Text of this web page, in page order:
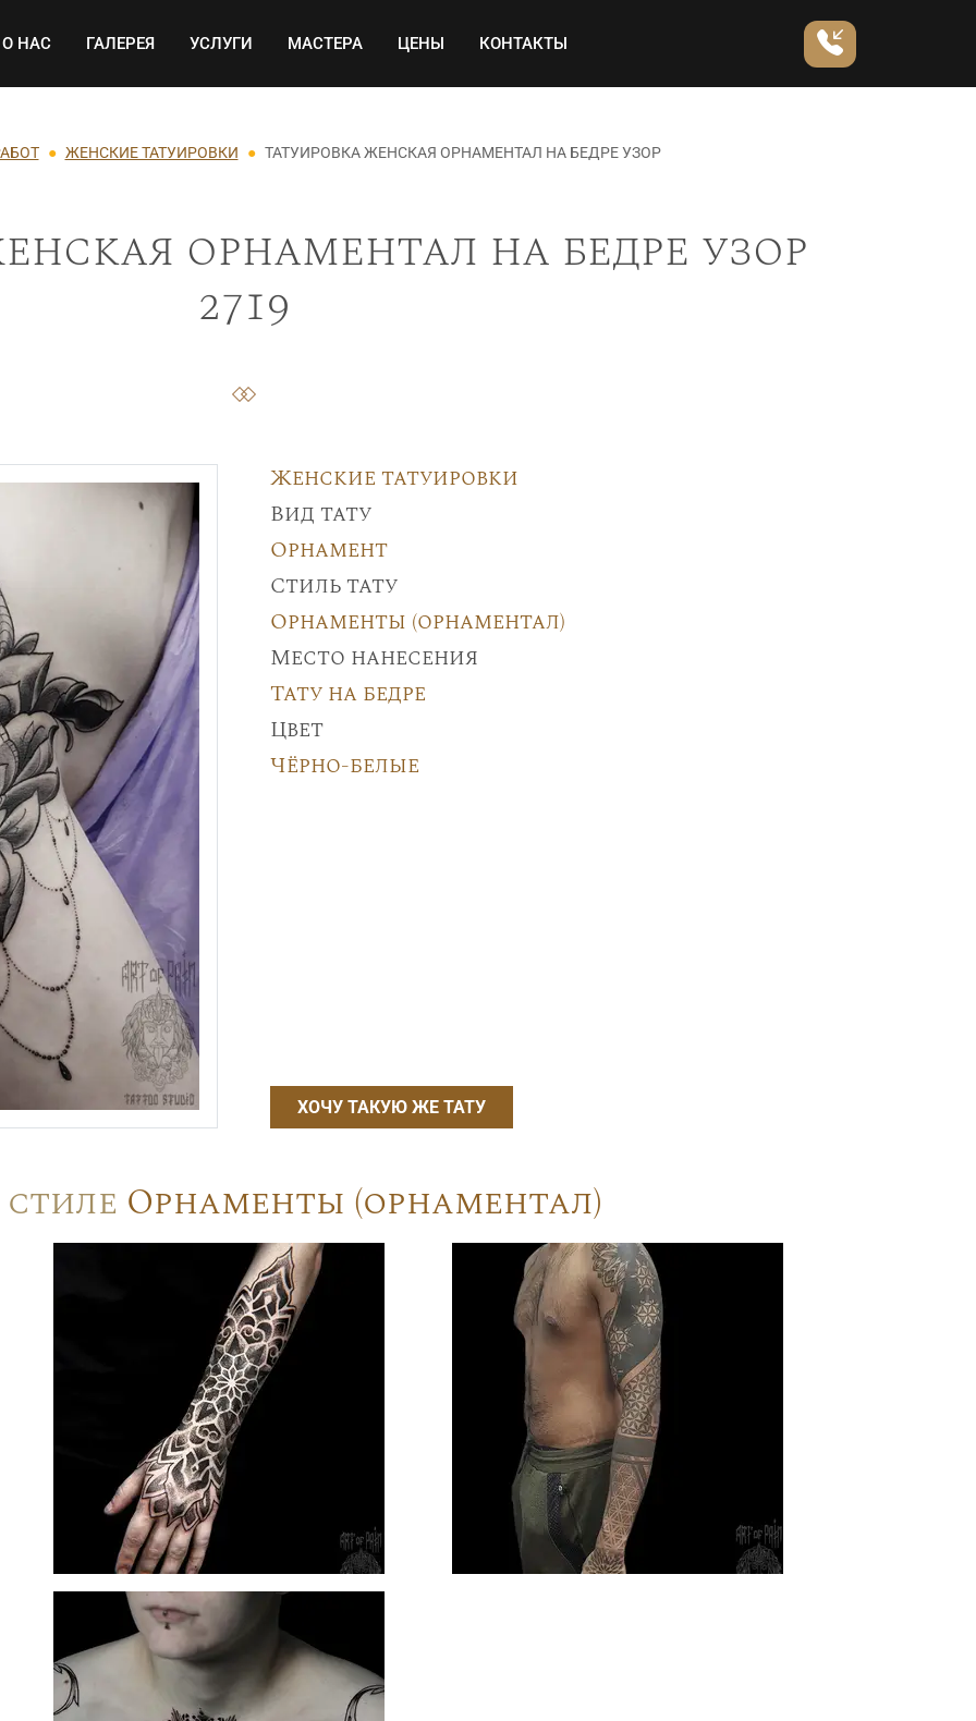
навигация
О НАС ГАЛЕРЕЯ УСЛУГИ МАСТЕРА ЦЕНЫ КОНТАКТЫ
ЖЕНСКИЕ ТАТУИРОВКИ ТАТУИРОВКА ЖЕНСКАЯ ОРНАМЕНТАЛ НА БЕДРЕ УЗОР
орнаментал на бедре узор
2719
Женские татуировки
Вид тату
Орнамент
Стиль тату
Орнаменты (орнаментал)
Место нанесения
Тату на бедре
Цвет
Чёрно-белые
ХОЧУ ТАКУЮ ЖЕ ТАТУ
Орнаменты (орнаментал)